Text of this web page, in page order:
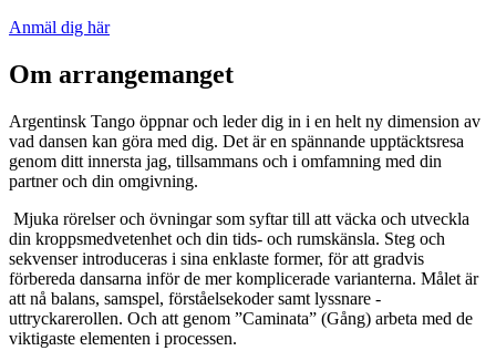
Anmäl dig här
Om arrangemanget
Argentinsk Tango öppnar och leder dig in i en helt ny dimension av
vad dansen kan göra med dig. Det är en spännande upptäcktsresa
genom ditt innersta jag, tillsammans och i omfamning med din
partner och din omgivning.
Mjuka rörelser och övningar som syftar till att väcka och utveckla
din kroppsmedvetenhet och din tids- och rumskänsla. Steg och
sekvenser introduceras i sina enklaste former, för att gradvis
förbereda dansarna inför de mer komplicerade varianterna. Målet är
att nå balans, samspel, förståelsekoder samt lyssnare -
uttryckarerollen. Och att genom ”Caminata” (Gång) arbeta med de
viktigaste elementen i processen.